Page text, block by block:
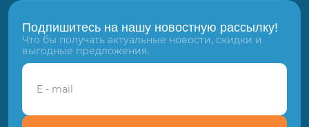
Подпишитесь на нашу новостную рассылку!
Что бы получать актуальные новости, скидки и
выгодные предложения.